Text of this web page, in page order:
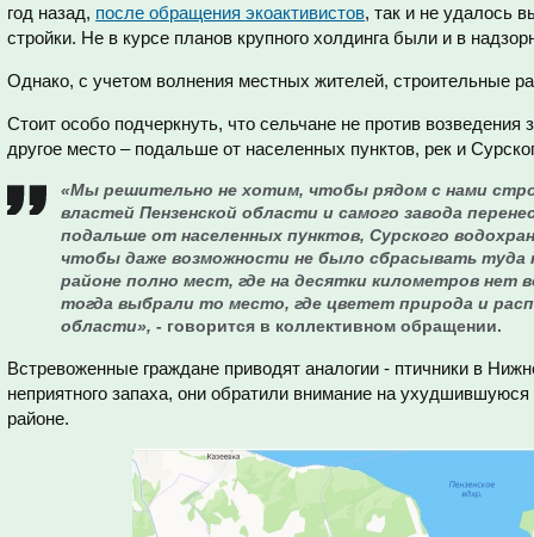
год назад, после обращения экоактивистов, так и не удалось
стройки. Не в курсе планов крупного холдинга были и в
Однако, с учетом волнения местных жителей, строительные
Стоит особо подчеркнуть, что сельчане не против возведения
другое место – подальше от населенных пунктов, рек и
«Мы решительно не хотим, чтобы рядом с нами
властей Пензенской области и самого завода
подальше от населенных пунктов, Сурского
чтобы даже возможности не было сбрасывать
районе полно мест, где на десятки километров нет
тогда выбрали то место, где цветет природа и
области», - говорится в коллективном обращении.
Встревоженные граждане приводят аналогии - птичники в
неприятного запаха, они обратили внимание на
районе.